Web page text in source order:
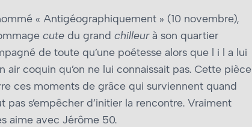
« Antigéographiquement » (10 novembre),
cute du grand chilleurà son quartier
de toute qu’une poétesse alors que l i l a lui
coquin qu’on ne lui connaissait pas. Cette pièce
ces moments de grâce qui surviennent quand
pas s’empêcher d’initier la rencontre. Vraiment
aime avec Jérôme 50.